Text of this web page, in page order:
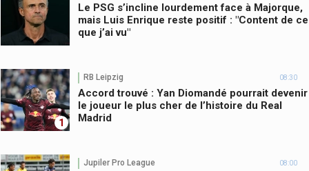
Le PSG s’incline lourdement face à Majorque,
mais Luis Enrique reste positif : "Content de ce
que j’ai vu"
1
RB Leipzig 08:30
Accord trouvé : Yan Diomandé pourrait devenir
le joueur le plus cher de l’histoire du Real
Madrid
Jupiler Pro League 08:00